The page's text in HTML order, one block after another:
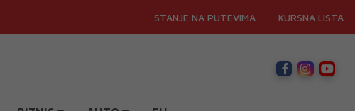
STANJE NA PUTEVIMA KURSNA LISTA